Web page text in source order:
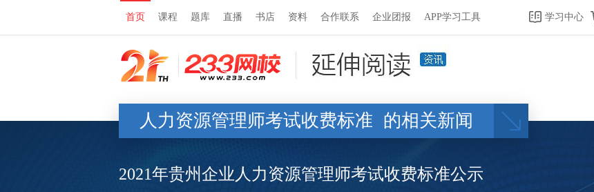
首页 课程 题库 直播 书店 资料 合作联系 企业团报 APP学习工具 学习中心
人力资源管理师考试收费标准 的相关新闻
2021年贵州企业人力资源管理师考试收费标准公示